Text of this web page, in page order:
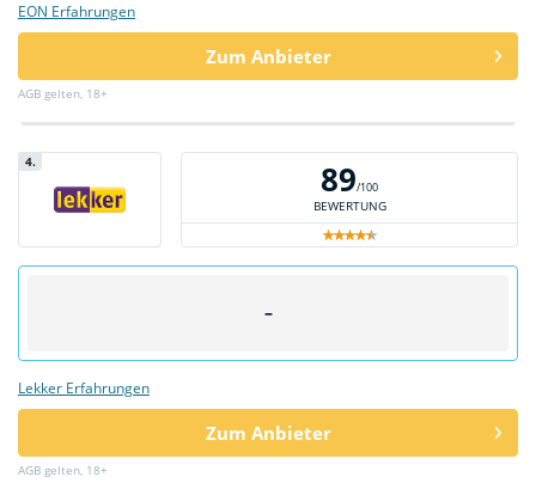
EON Erfahrungen
Zum Anbieter
AGB gelten, 18+
4. 89/100
BEWERTUNG
–
Lekker Erfahrungen
Zum Anbieter
AGB gelten, 18+